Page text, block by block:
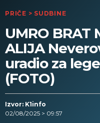
PRIČE > SUDBINE
UMRO BRAT
ALIJA
uradio za
(FOTO)
Izvor: K1info
02/08/2025 > 09:57